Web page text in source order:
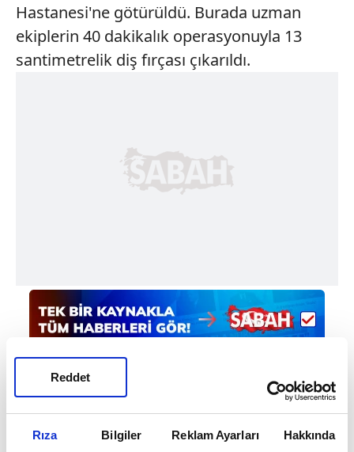
Rıza Bilgiler Reklam Ayarları Hakkında
Reddet
Hastanesi'ne götürüldü. Burada uzman
ekiplerin 40 dakikalık operasyonuyla 13
santimetrelik diş fırçası çıkarıldı.
Haber Girişi